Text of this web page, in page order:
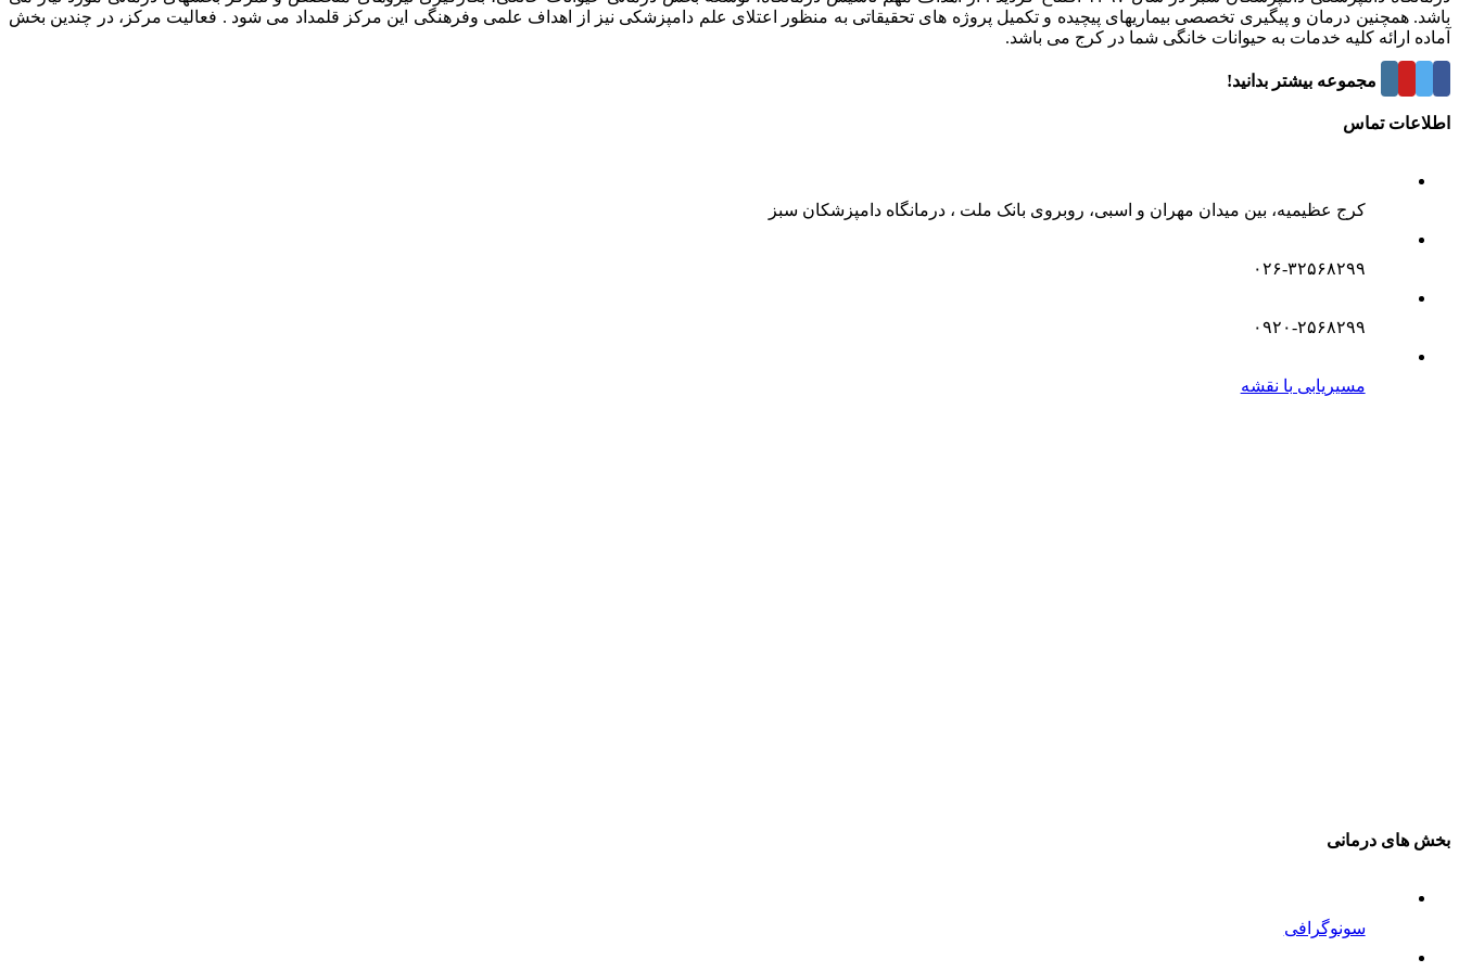
باشد. همچنین درمان و پیگیری تخصصی بیماریهای پیچیده و تکمیل پروژه های تحقیقاتی به منظور اعتلای علم دامپزشکی نیز از اهداف علمی وفرهنگی این مرکز قلمداد می شود . فعالیت مرکز، در چندین بخش
آماده ارائه کلیه خدمات به حیوانات خانگی شما در کرج می باشد.
درباره این مجموعه بیشتر بدانید!
اطلاعات تماس
کرج عظیمیه، بین میدان مهران و اسبی، روبروی بانک ملت ، درمانگاه دامپزشکان سبز
۰۲۶-۳۲۵۶۸۲۹۹
۰۹۲۰-۲۵۶۸۲۹۹
مسیریابی با نقشه
بخش های درمانی
سونوگرافی